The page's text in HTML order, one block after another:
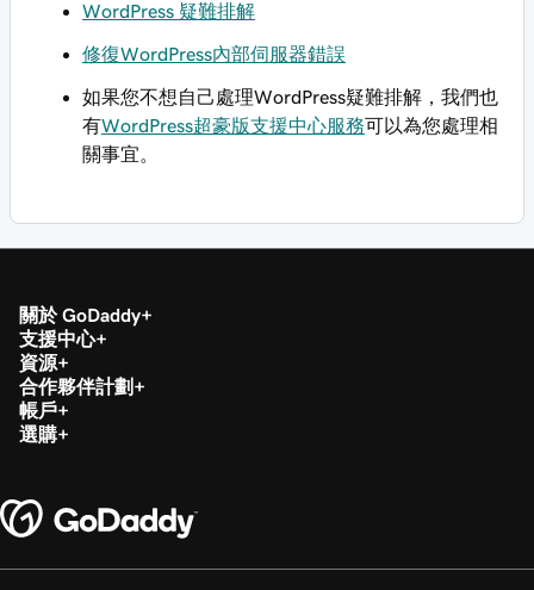
WordPress 疑難排解
修復WordPress內部伺服器錯誤
如果您不想自己處理WordPress疑難排解，我們也
有WordPress超豪版支援中心服務可以為您處理相
關事宜。
關於 GoDaddy
支援中心
資源
合作夥伴計劃
帳戶
選購